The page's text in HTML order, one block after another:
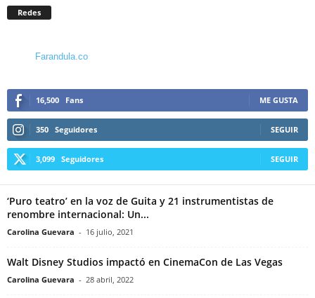
Redes
Farandula.co
16,500 Fans ME GUSTA
350 Seguidores SEGUIR
3,099 Seguidores SEGUIR
‘Puro teatro’ en la voz de Guita y 21 instrumentistas de
renombre internacional: Un...
Carolina Guevara - 16 julio, 2021
Walt Disney Studios impactó en CinemaCon de Las Vegas
Carolina Guevara - 28 abril, 2022